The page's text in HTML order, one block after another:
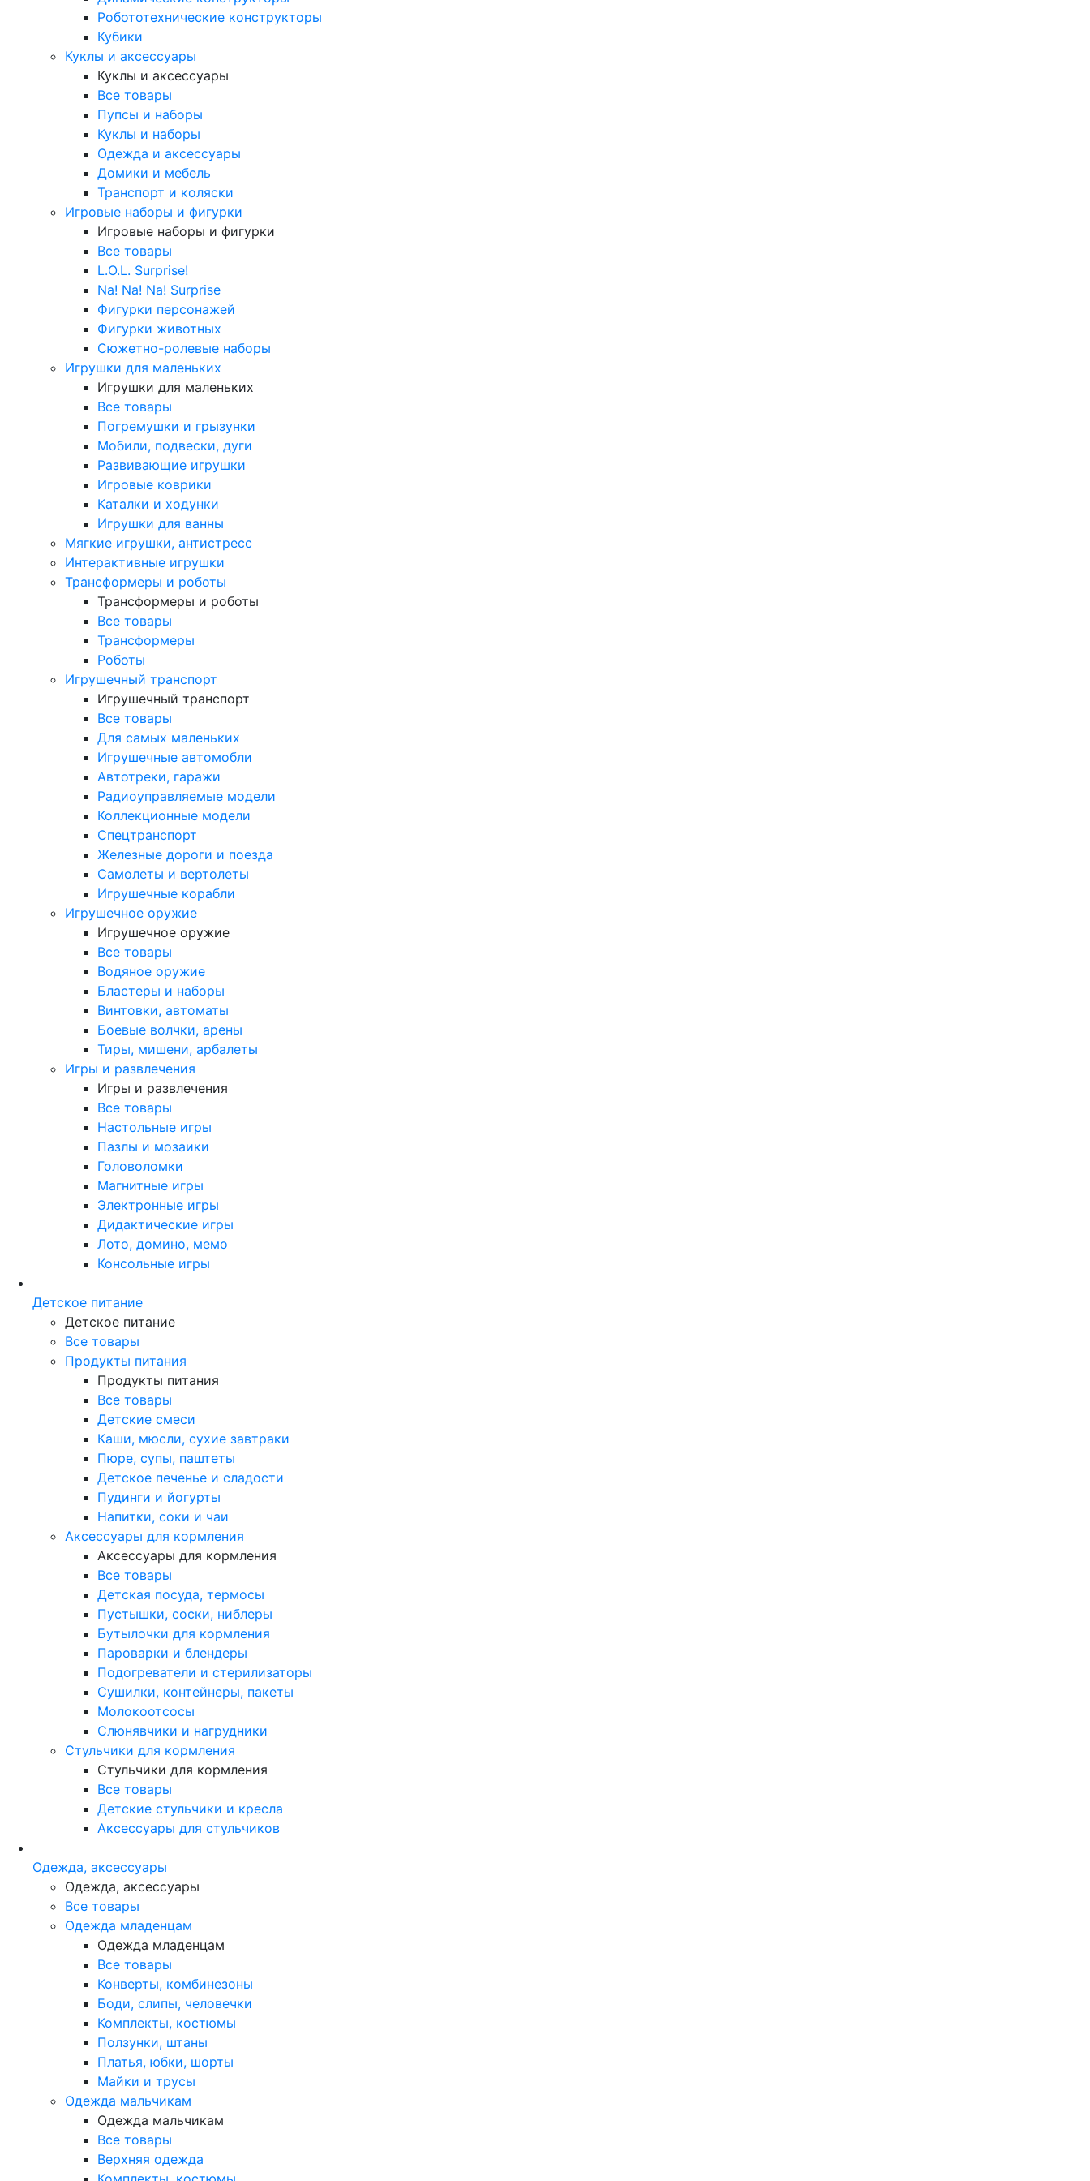
Робототехнические конструкторы
Кубики
Куклы и аксессуары
Куклы и аксессуары
Все товары
Пупсы и наборы
Куклы и наборы
Одежда и аксессуары
Домики и мебель
Транспорт и коляски
Игровые наборы и фигурки
Игровые наборы и фигурки
Все товары
L.O.L. Surprise!
Na! Na! Na! Surprise
Фигурки персонажей
Фигурки животных
Сюжетно-ролевые наборы
Игрушки для маленьких
Игрушки для маленьких
Все товары
Погремушки и грызунки
Мобили, подвески, дуги
Развивающие игрушки
Игровые коврики
Каталки и ходунки
Игрушки для ванны
Мягкие игрушки, антистресс
Интерактивные игрушки
Трансформеры и роботы
Трансформеры и роботы
Все товары
Трансформеры
Роботы
Игрушечный транспорт
Игрушечный транспорт
Все товары
Для самых маленьких
Игрушечные автомобли
Автотреки, гаражи
Радиоуправляемые модели
Коллекционные модели
Спецтранспорт
Железные дороги и поезда
Самолеты и вертолеты
Игрушечные корабли
Игрушечное оружие
Игрушечное оружие
Все товары
Водяное оружие
Бластеры и наборы
Винтовки, автоматы
Боевые волчки, арены
Тиры, мишени, арбалеты
Игры и развлечения
Игры и развлечения
Все товары
Настольные игры
Пазлы и мозаики
Головоломки
Магнитные игры
Электронные игры
Дидактические игры
Лото, домино, мемо
Консольные игры
Детское питание
Детское питание
Все товары
Продукты питания
Продукты питания
Все товары
Детские смеси
Каши, мюсли, сухие завтраки
Пюре, супы, паштеты
Детское печенье и сладости
Пудинги и йогурты
Напитки, соки и чаи
Аксессуары для кормления
Аксессуары для кормления
Все товары
Детская посуда, термосы
Пустышки, соски, ниблеры
Бутылочки для кормления
Пароварки и блендеры
Подогреватели и стерилизаторы
Сушилки, контейнеры, пакеты
Молокоотсосы
Слюнявчики и нагрудники
Стульчики для кормления
Стульчики для кормления
Все товары
Детские стульчики и кресла
Аксессуары для стульчиков
Одежда, аксессуары
Одежда, аксессуары
Все товары
Одежда младенцам
Одежда младенцам
Все товары
Конверты, комбинезоны
Боди, слипы, человечки
Комплекты, костюмы
Ползунки, штаны
Платья, юбки, шорты
Майки и трусы
Одежда мальчикам
Одежда мальчикам
Все товары
Верхняя одежда